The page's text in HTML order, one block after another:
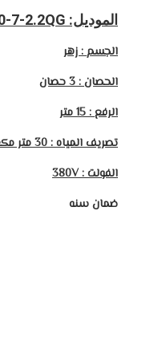
الموديل: JETWQK30-7-2.2QG
الجسم : زهر
الحصان : 3 حصان
الرفع : 15 متر
تصريف المياه : 30 متر مكعب / ساعه
الفولت : 380V
ضمان سنه